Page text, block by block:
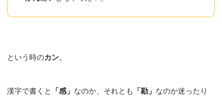
という時のカン。
漢字で書くと 「感」 なのか、それとも 「勘」 なのか迷ったり